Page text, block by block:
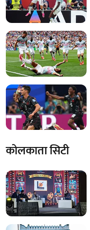
कोलकाता सिटी